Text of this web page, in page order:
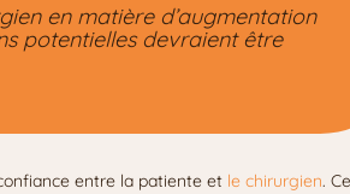
en matière d’augmentation
potentielles devraient être
entre la patiente et le chirurgien.